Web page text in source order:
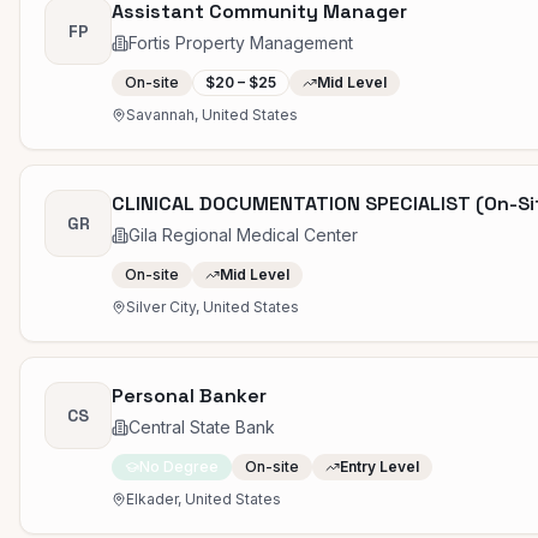
FP
Assistant Community Manager
Fortis Property Management
On-site $20 – $25
Mid Level
Savannah, United States
GR
CLINICAL DOCUMENTATION SPECIALIST (On-
Gila Regional Medical Center
On-site
Mid Level
Silver City, United States
CS
Personal Banker
Central State Bank
No Degree On-site
Entry Level
Elkader, United States